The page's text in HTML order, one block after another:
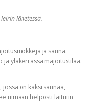
lähetessä.
ja sauna.
ja yläkerrassa majoitustilaa.
on kaksi saunaa,
uimaan helposti laiturin